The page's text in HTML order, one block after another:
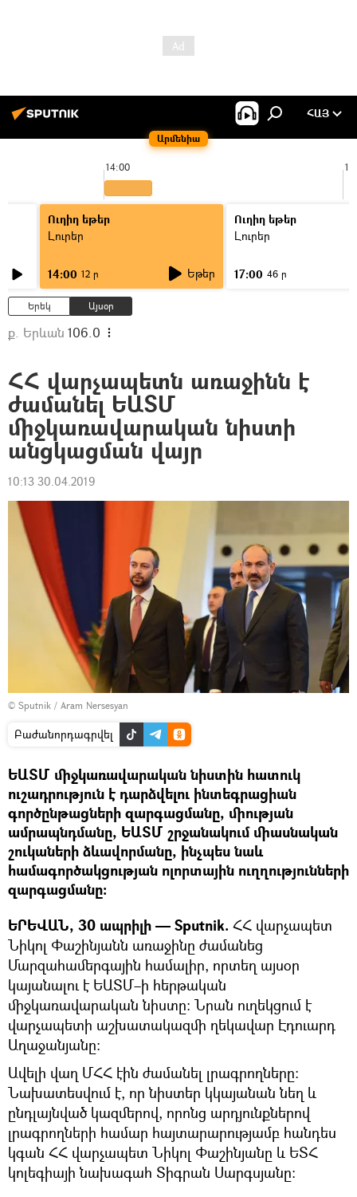
Արմենիա
ՀԱՅ
14:00
Ուղիղ եթեր
Լուրեր
14:00 12 ր Եթեր
Ուղիղ եթեր
Լուրեր
17:00 46 ր
Երեկ Այսօր
ք. Երևան 106.0
ՀՀ վարչապետն առաջինն է
ժամանել ԵԱՏՄ
միջկառավարական նիստի
անցկացման վայր
10:13 30.04.2019
© Sputnik / Aram Nersesyan
Բաժանորդագրվել
ԵԱՏՄ միջկառավարական նիստին հատուկ
ուշադրություն է դարձվելու ինտեգրացիան
գործընթացների զարգացմանը, միության
ամրապնդմանը, ԵԱՏՄ շրջանակում միասնական
շուկաների ձևավորմանը, ինչպես նաև
համագործակցության ոլորտային ուղղությունների
զարգացմանը։
ԵՐԵՎԱՆ, 30 ապրիլի — Sputnik. ՀՀ վարչապետ
Նիկոլ Փաշինյանն առաջինը ժամանեց
Մարզահամերգային համալիր, որտեղ այսօր
կայանալու է ԵԱՏՄ–ի հերթական
միջկառավարական նիստը։ Նրան ուղեկցում է
վարչապետի աշխատակազմի ղեկավար Էդուարդ
Աղաջանյանը։
Ավելի վաղ ՄՀՀ էին ժամանել լրագրողները։
Նախատեսվում է, որ նիստեր կկայանան նեղ և
ընդլայնված կազմերով, որոնց արդյունքներով
լրագրողների համար հայտարարությամբ հանդես
կգան ՀՀ վարչապետ Նիկոլ Փաշինյանը և ԵՏՀ
կոլեգիայի նախագահ Տիգրան Սարգսյանը։